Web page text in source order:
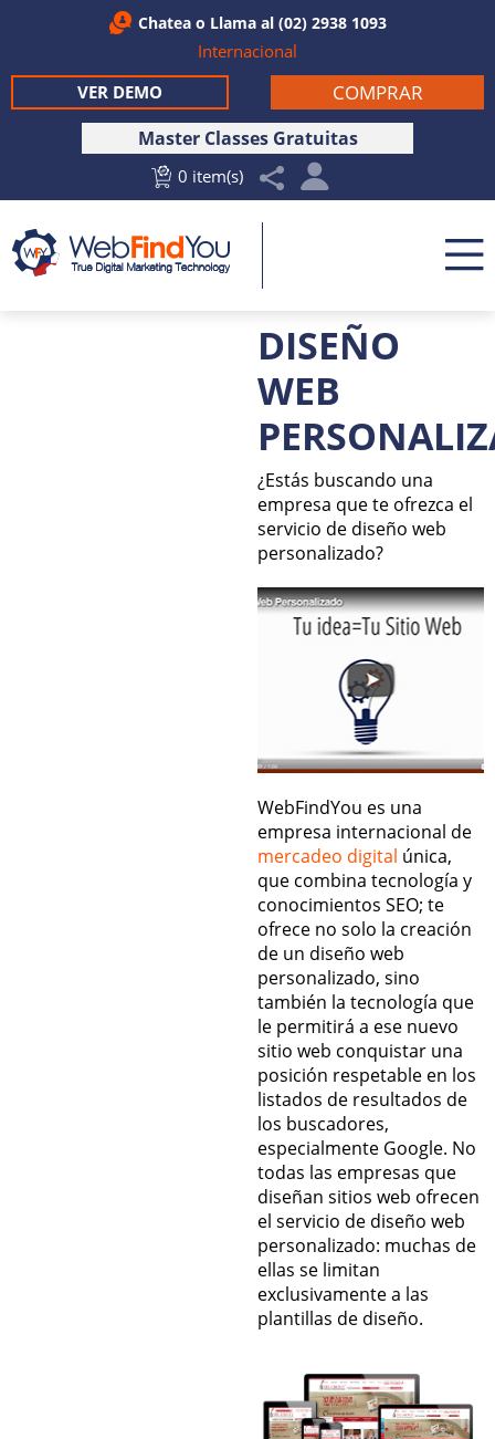
Chatea o Llama al (02) 2938 1093
Internacional
Master Classes Gratuitas
0 item(s)
COMPRAR
VER DEMO
DISEÑO
WEB
¿Estás buscando una
empresa que te ofrezca el
servicio de diseño web
personalizado?
WebFindYou es una
empresa internacional de
mercadeo digital única,
que combina tecnología y
conocimientos SEO; te
ofrece no solo la creación
de un diseño web
personalizado, sino
también la tecnología que
le permitirá a ese nuevo
sitio web conquistar una
posición respetable en los
listados de resultados de
los buscadores,
especialmente Google. No
todas las empresas que
diseñan sitios web ofrecen
el servicio de diseño web
personalizado: muchas de
ellas se limitan
exclusivamente a las
plantillas de diseño.